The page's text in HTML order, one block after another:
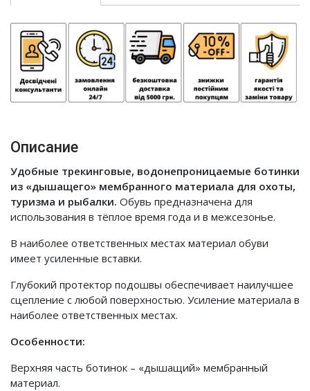
Описание
Удобные трекинговые, водонепроницаемые ботинки
из «дышащего» мембранного материала для охоты,
туризма и рыбалки. Обувь предназначена для
использования в тёплое время года и в межсезонье.
В наиболее ответственных местах материал обуви
имеет усиленные вставки.
Глубокий протектор подошвы обеспечивает наилучшее
сцепление с любой поверхностью. Усиление материала в
наиболее ответственных местах.
Особенности:
Верхняя часть ботинок – «дышащий» мембранный
материал.